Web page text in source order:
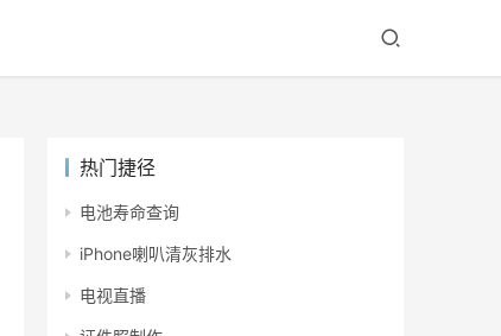
热门捷径
电池寿命查询
iPhone喇叭清灰排水
电视直播